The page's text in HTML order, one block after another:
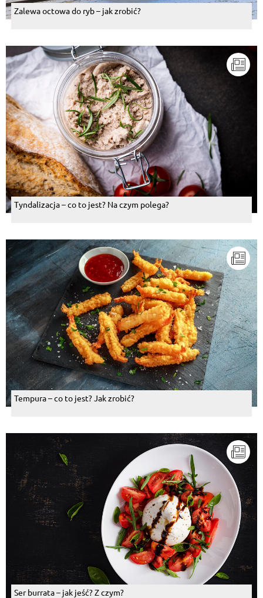
Zalewa octowa do ryb – jak zrobić?
Tyndalizacja – co to jest? Na czym polega?
Tempura – co to jest? Jak zrobić?
Ser burrata – jak jeść? Z czym?